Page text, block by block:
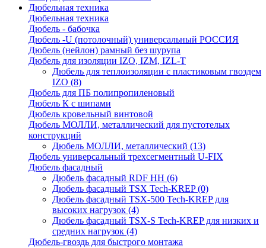
Дюбельная техника
Дюбельная техника
Дюбель - бабочка
Дюбель -U (потолочный) универсальный РОССИЯ
Дюбель (нейлон) рамный без шурупа
Дюбель для изоляции IZO, IZM, IZL-T
Дюбель для теплоизоляции с пластиковым гвоздем
IZO (8)
Дюбель для ПБ полипропиленовый
Дюбель К с шипами
Дюбель кровельный винтовой
Дюбель МОЛЛИ, металлический для пустотелых
конструкций
Дюбель МОЛЛИ, металлический (13)
Дюбель универсальный трехсегментный U-FIX
Дюбель фасадный
Дюбель фасадный RDF НН (6)
Дюбель фасадный TSX Tech-KREP(0)
Дюбель фасадный TSX-500 Tech-KREP для
высоких нагрузок (4)
Дюбель фасадный TSX-S Tech-KREP для низких и
средних нагрузок (4)
Дюбель-гвоздь для быстрого монтажа